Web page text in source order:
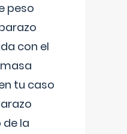
peso
con el
tu caso
la